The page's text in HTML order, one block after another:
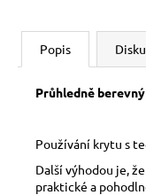
Popis
Průhledně
Používání krytu s
Další výhodou je,
praktické a